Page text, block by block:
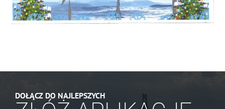
DOŁĄCZ DO NAJLEPSZYCH